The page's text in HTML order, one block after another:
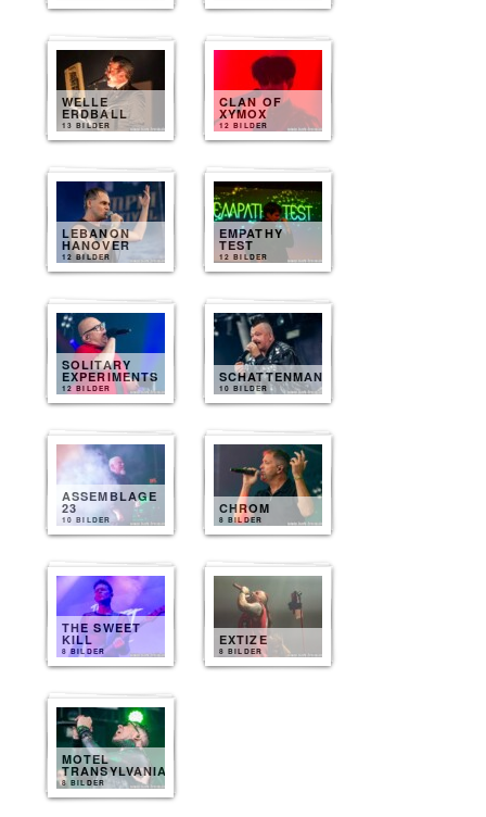
WELLE
ERDBALL
13 BILDER
CLAN OF
XYMOX
12 BILDER
LEBANON
HANOVER
12 BILDER
EMPATHY
TEST
12 BILDER
SOLITARY
EXPERIMENTS
12 BILDER
SCHATTENMANN
10 BILDER
ASSEMBLAGE
23
10 BILDER
CHROM
8 BILDER
THE SWEET
KILL
8 BILDER
EXTIZE
8 BILDER
MOTEL
TRANSYLVANIA
8 BILDER